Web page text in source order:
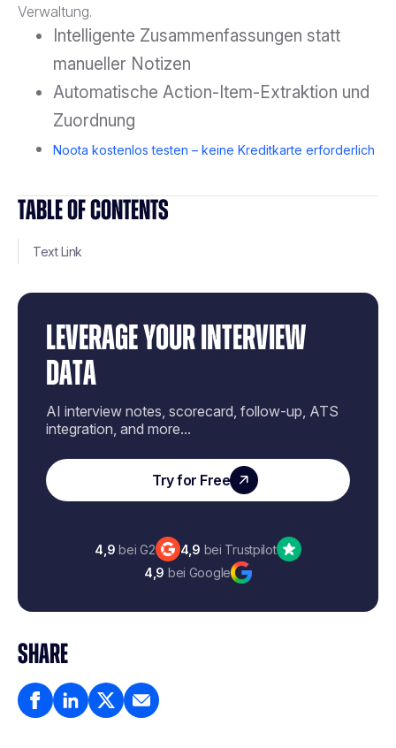
TABLE OF CONTENTS
Text Link
LEVERAGE YOUR INTERVIEW
DATA
AI interview notes, scorecard, follow-up, ATS
integration, and more...
Try for Free
4,9 bei G2 4,9 bei Trustpilot
4,9 bei Google
SHARE
Verwaltung.
Intelligente Zusammenfassungen statt
manueller Notizen
Automatische Action-Item-Extraktion und
Zuordnung
Noota kostenlos testen – keine Kreditkarte erforderlich